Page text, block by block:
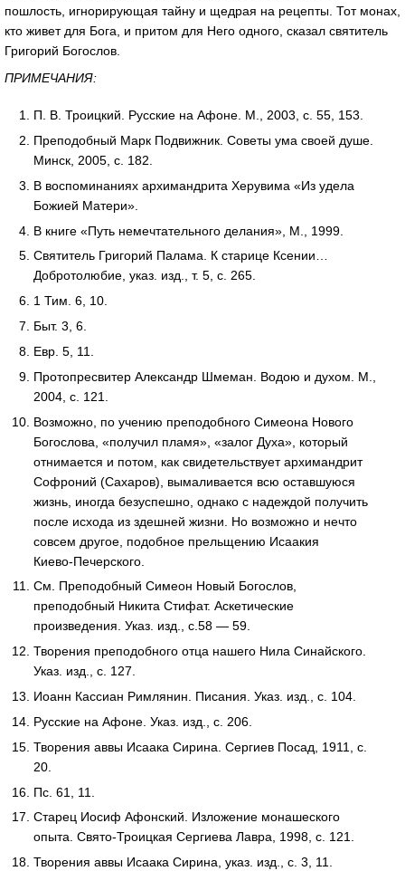
пошлость, игнорирующая тайну и щедрая на рецепты. Тот монах,
кто живет для Бога, и притом для Него одного, сказал святитель
Григорий Богослов.
ПРИМЕЧАНИЯ:
П. В. Троицкий. Русские на Афоне. М., 2003, с. 55, 153.
Преподобный Марк Подвижник. Советы ума своей душе.
Минск, 2005, с. 182.
В воспоминаниях архимандрита Херувима «Из удела
Божией Матери».
В книге «Путь немечтательного делания», М., 1999.
Святитель Григорий Палама. К старице Ксении…
Добротолюбие, указ. изд., т. 5, с. 265.
1 Тим. 6, 10.
Быт. 3, 6.
Евр. 5, 11.
Протопресвитер Александр Шмеман. Водою и духом. М.,
2004, с. 121.
Возможно, по учению преподобного Симеона Нового
Богослова, «получил пламя», «залог Духа», который
отнимается и потом, как свидетельствует архимандрит
Софроний (Сахаров), вымаливается всю оставшуюся
жизнь, иногда безуспешно, однако с надеждой получить
после исхода из здешней жизни. Но возможно и нечто
совсем другое, подобное прельщению Исаакия
Киево‑Печерского.
См. Преподобный Симеон Новый Богослов,
преподобный Никита Стифат. Аскетические
произведения. Указ. изд., с.58 — 59.
Творения преподобного отца нашего Нила Синайского.
Указ. изд., с. 127.
Иоанн Кассиан Римлянин. Писания. Указ. изд., с. 104.
Русские на Афоне. Указ. изд., с. 206.
Творения аввы Исаака Сирина. Сергиев Посад, 1911, с.
20.
Пс. 61, 11.
Старец Иосиф Афонский. Изложение монашеского
опыта. Свято‑Троицкая Сергиева Лавра, 1998, с. 121.
Творения аввы Исаака Сирина, указ. изд., с. 3, 11.